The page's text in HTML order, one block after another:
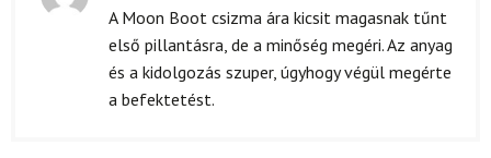
Értékelés:
/ 5
A Moon Boot csizma ára kicsit magasnak tűnt
első pillantásra, de a minőség megéri. Az anyag
és a kidolgozás szuper, úgyhogy végül megérte
a befektetést.